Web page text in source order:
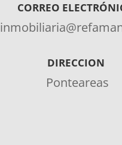
CORREO
DIRECCION
Ponteareas